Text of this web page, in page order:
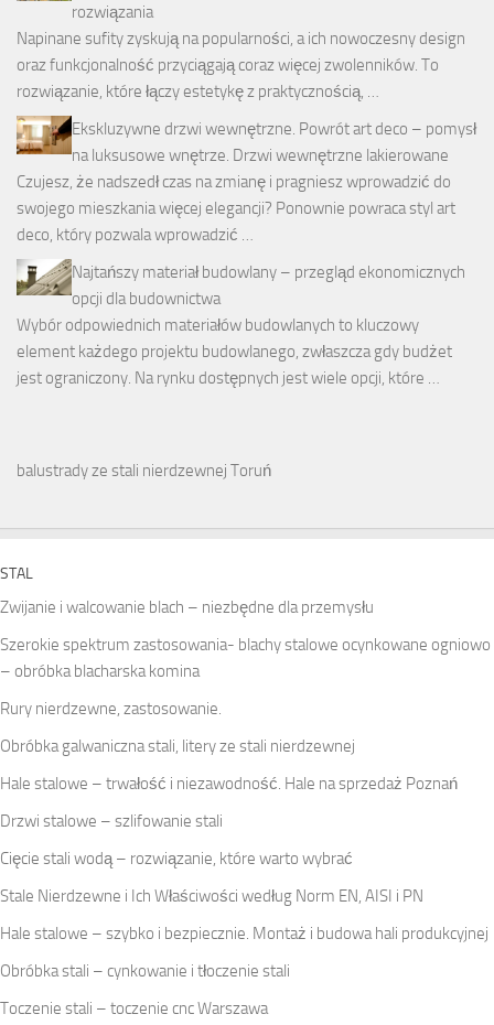
rozwiązania
Napinane sufity zyskują na popularności, a ich nowoczesny design
oraz funkcjonalność przyciągają coraz więcej zwolenników. To
rozwiązanie, które łączy estetykę z praktycznością, …
Ekskluzywne drzwi wewnętrzne. Powrót art deco – pomysł
na luksusowe wnętrze. Drzwi wewnętrzne lakierowane
Czujesz, że nadszedł czas na zmianę i pragniesz wprowadzić do
swojego mieszkania więcej elegancji? Ponownie powraca styl art
deco, który pozwala wprowadzić …
Najtańszy materiał budowlany – przegląd ekonomicznych
opcji dla budownictwa
Wybór odpowiednich materiałów budowlanych to kluczowy
element każdego projektu budowlanego, zwłaszcza gdy budżet
jest ograniczony. Na rynku dostępnych jest wiele opcji, które …
balustrady ze stali nierdzewnej Toruń
STAL
Zwijanie i walcowanie blach – niezbędne dla przemysłu
Szerokie spektrum zastosowania- blachy stalowe ocynkowane ogniowo
– obróbka blacharska komina
Rury nierdzewne, zastosowanie.
Obróbka galwaniczna stali, litery ze stali nierdzewnej
Hale stalowe – trwałość i niezawodność. Hale na sprzedaż Poznań
Drzwi stalowe – szlifowanie stali
Cięcie stali wodą – rozwiązanie, które warto wybrać
Stale Nierdzewne i Ich Właściwości według Norm EN, AISI i PN
Hale stalowe – szybko i bezpiecznie. Montaż i budowa hali produkcyjnej
Obróbka stali – cynkowanie i tłoczenie stali
Toczenie stali – toczenie cnc Warszawa